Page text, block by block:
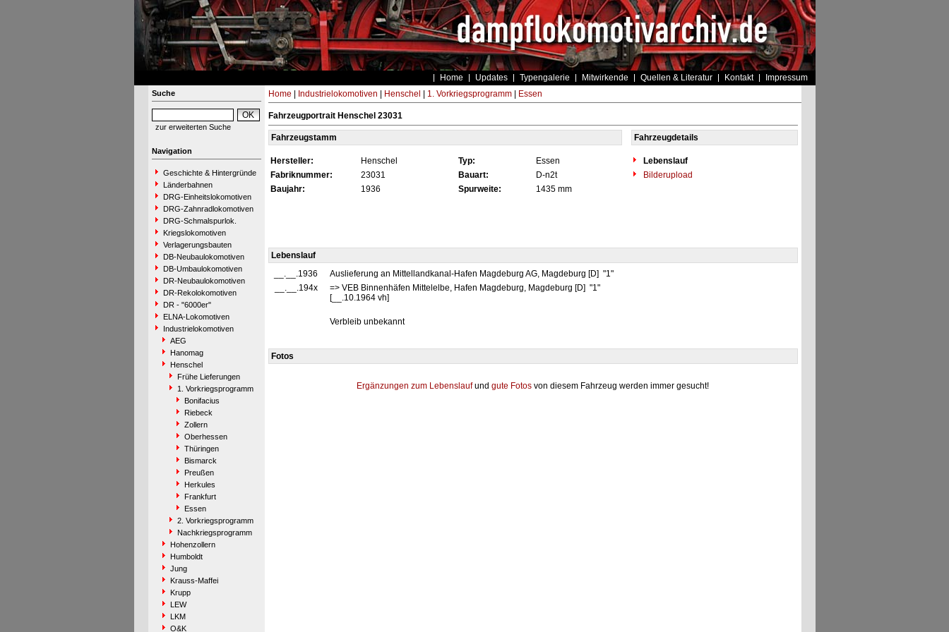
Home Updates Typengalerie Mitwirkende Quellen & Literatur Kontakt Impressum
Suche
zur erweiterten Suche
Navigation
Geschichte & Hintergründe
Länderbahnen
DRG-Einheitslokomotiven
DRG-Zahnradlokomotiven
DRG-Schmalspurlok.
Kriegslokomotiven
Verlagerungsbauten
DB-Neubaulokomotiven
DB-Umbaulokomotiven
DR-Neubaulokomotiven
DR-Rekolokomotiven
DR - "6000er"
ELNA-Lokomotiven
Industrielokomotiven
AEG
Hanomag
Henschel
Frühe Lieferungen
1. Vorkriegsprogramm
Bonifacius
Riebeck
Zollern
Oberhessen
Thüringen
Bismarck
Preußen
Herkules
Frankfurt
Essen
2. Vorkriegsprogramm
Nachkriegsprogramm
Hohenzollern
Humboldt
Jung
Krauss-Maffei
Krupp
LEW
LKM
O&K
Home Industrielokomotiven Henschel 1. Vorkriegsprogramm| Essen
Fahrzeugportrait Henschel 23031
Fahrzeugstamm Fahrzeugdetails
Hersteller: Henschel Typ: Essen
Lebenslauf
Fabriknummer:
23031 Bauart: D-n2t
Bilderupload
Baujahr:
1936 Spurweite: 1435 mm
Lebenslauf
__.__.1936
Auslieferung an Mittellandkanal-Hafen Magdeburg AG, Magdeburg [D] "1"
__.__.194x
=> VEB Binnenhäfen Mittelelbe, Hafen Magdeburg, Magdeburg [D] "1"
[__.10.1964 vh]
Verbleib unbekannt
Fotos
Ergänzungen zum Lebenslaufund gute Fotos von diesem Fahrzeug werden immer gesucht!